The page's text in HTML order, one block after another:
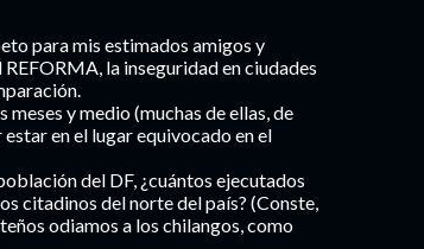
para mis estimados amigos y
la inseguridad en ciudades
meses y medio (muchas de ellas, de
en el lugar equivocado en el
del DF, ¿cuántos ejecutados
citadinos del norte del país? (Conste,
odiamos a los chilangos, como